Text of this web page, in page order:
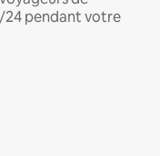
24 pendant votre